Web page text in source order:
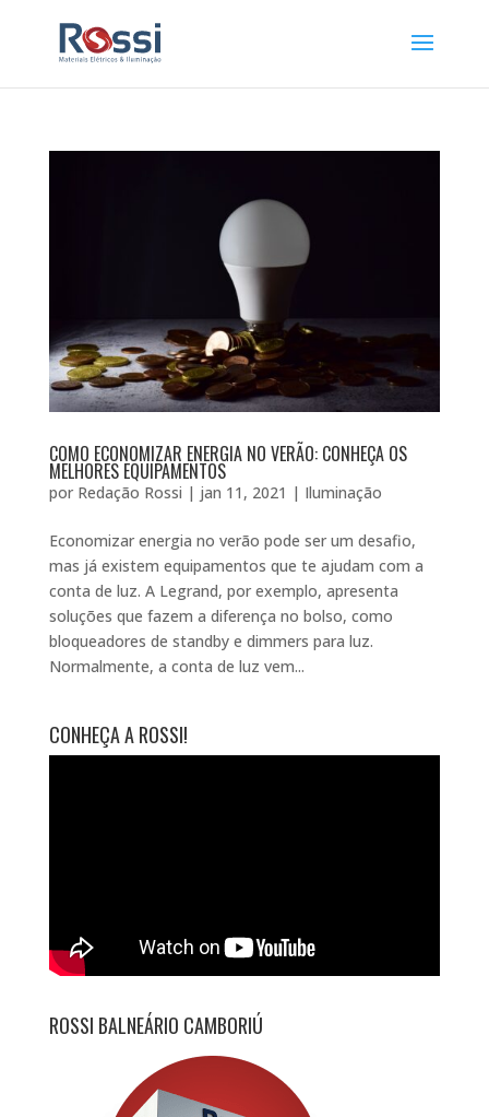
COMO ECONOMIZAR ENERGIA NO VERÃO: CONHEÇA OS
MELHORES EQUIPAMENTOS
por Redação Rossi | jan 11, 2021 | Iluminação
Economizar energia no verão pode ser um desafio,
mas já existem equipamentos que te ajudam com a
conta de luz. A Legrand, por exemplo, apresenta
soluções que fazem a diferença no bolso, como
bloqueadores de standby e dimmers para luz.
Normalmente, a conta de luz vem...
CONHEÇA A ROSSI!
ROSSI BALNEÁRIO CAMBORIÚ